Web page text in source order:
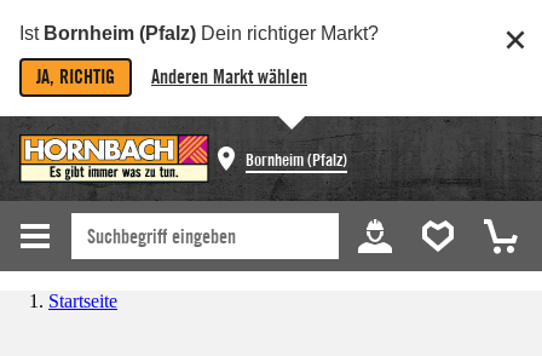
Ist Bornheim (Pfalz) Dein richtiger Markt?
JA, RICHTIG Anderen Markt wählen
Bornheim (Pfalz)
Startseite